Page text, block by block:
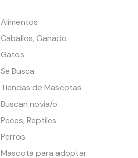
Alimentos
Caballos, Ganado
Gatos
Se Busca
Tiendas de Mascotas
Buscan novia/o
Peces, Reptiles
Perros
Mascota para adoptar